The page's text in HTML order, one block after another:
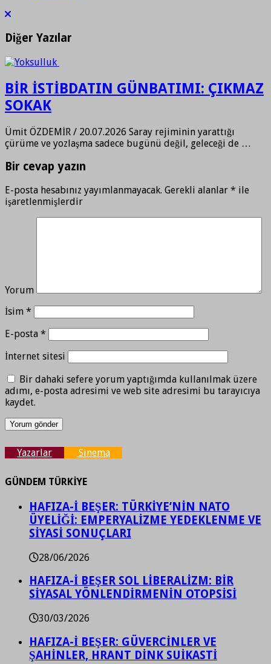
Diğer Yazılar
BİR İSTİBDATIN GÜNBATIMI: ÇIKMAZ
SOKAK
Ümit ÖZDEMİR / 20.07.2026 Saray rejiminin yarattığı
çürüme ve yozlaşma sadece bugünü değil, geleceği de …
Bir cevap yazın
E-posta hesabınız yayımlanmayacak. Gerekli alanlar * ile
işaretlenmişlerdir
Yorum
İsim *
E-posta *
İnternet sitesi
Bir dahaki sefere yorum yaptığımda kullanılmak üzere
adımı, e-posta adresimi ve web site adresimi bu tarayıcıya
kaydet.
Yazarlar Sinema
GÜNDEM TÜRKİYE
HAFIZA-İ BEŞER: TÜRKİYE’NİN NATO
ÜYELİĞİ: EMPERYALİZME YEDEKLENME VE
SİYASİ SONUÇLARI
28/06/2026
HAFIZA-İ BEŞER SOL LİBERALİZM: BİR
SİYASAL YÖNLENDİRMENİN OTOPSİSİ
30/03/2026
HAFIZA-İ BEŞER: GÜVERCİNLER VE
ŞAHİNLER, HRANT DİNK SUİKASTİ